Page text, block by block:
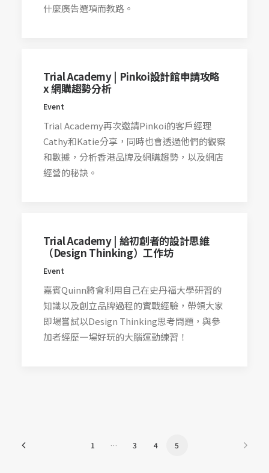
什麼廣告選項而教路。
Trial Academy | Pinkoi設計館申請攻略
x 網購趨勢分析
Event
Trial Academy再次邀請Pinkoi的客戶經理
Cathy和Katie分享，同時也會透過他們的觀察
和數據，分析香港品牌及網購趨勢，以及網店
經營的秘訣。
Trial Academy | 給初創者的設計思維
（Design Thinking）工作坊
Event
嘉賓Quinn將會利用自己在史丹福大學研習的
知識以及創立品牌過程的實戰經驗，帶領大家
即場嘗試以Design Thinking思考問題，與參
加者經歷一場好玩的大腦運動練習！
1 … 3 4 5